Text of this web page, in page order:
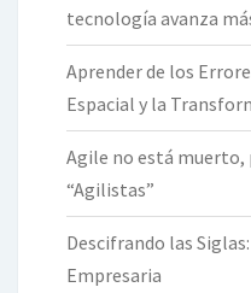
tecnología avanza
Aprender de los
Espacial y la
Agile no está
“Agilistas”
Descifrando las
Empresaria